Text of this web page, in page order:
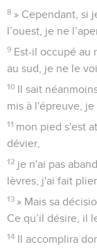
8 » Cependant, si
l’ouest, je ne
9 Est-il occupé au
au sud, je ne le
10 Il sait
mis à l'épreuve,
11 mon pied s'est
dévier,
12 je n'ai pas
lèvres, j'ai fait
13 » Mais sa
Ce qu’il désire, il
14 Il accomplira